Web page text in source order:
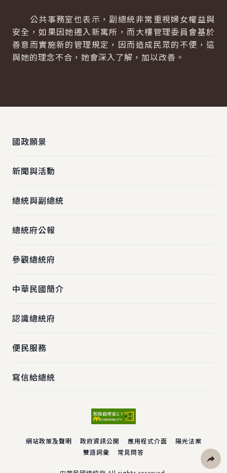
公共事務室也表示，副總統非常重視婦女權益與
安全，如果因她遷入新寓所，而大樓管理委員會基於
善意而實施新的管理規定，因而造成民眾的不便，這
與她的理念不合，她會深入了解，加以改善。
國政願景
新聞與活動
總統與副總統
總統府公報
參觀總統府
中華民國簡介
認識總統府
便民服務
寫信給總統
網站政策及聲明 政府資訊公開 應用程式介面
陽光法案
雙語詞彙
常見問答